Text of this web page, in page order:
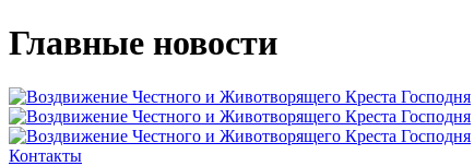
Главные новости
Контакты